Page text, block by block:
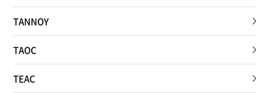
TANNOY
TAOC
TEAC